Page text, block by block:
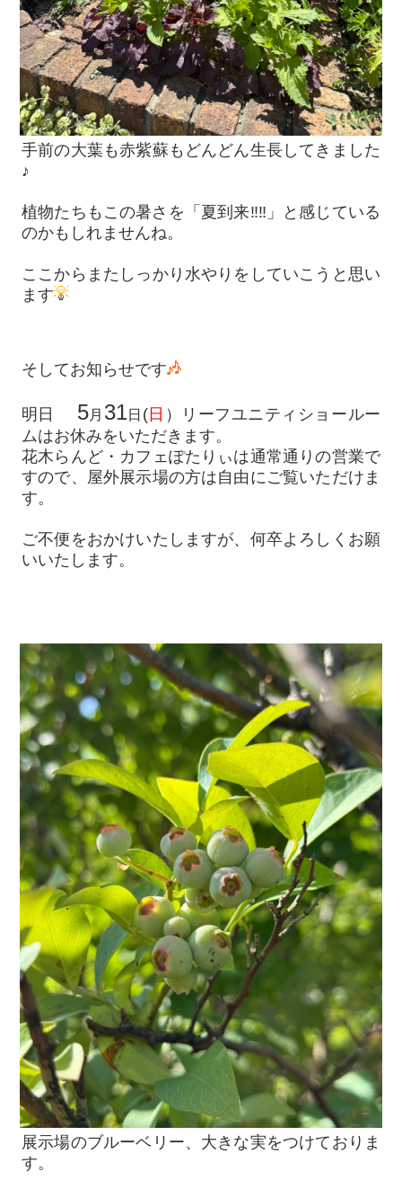
手前の大葉も赤紫蘇もどんどん生長してきました
♪
植物たちもこの暑さを「夏到来‼‼」と感じている
のかもしれませんね。
ここからまたしっかり水やりをしていこうと思い
ます
そしてお知らせです
明日 5月 31日 (日 ）リーフユニティショールー
ムはお休みをいただきます。
花木らんど・カフェぽたりぃは通常通りの営業で
すので、屋外展示場の方は自由にご覧いただけま
す。
ご不便をおかけいたしますが、何卒よろしくお願
いいたします。
展示場のブルーベリー、大きな実をつけておりま
す。